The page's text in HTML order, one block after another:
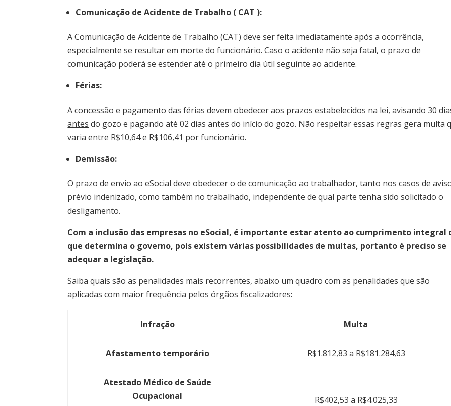
Comunicação de Acidente de Trabalho ( CAT ):
A Comunicação de Acidente de Trabalho (CAT) deve ser feita imediatamente após a ocorrência,
especialmente se resultar em morte do funcionário. Caso o acidente não seja fatal, o prazo de
comunicação poderá se estender até o primeiro dia útil seguinte ao acidente.
Férias:
A concessão e pagamento das férias devem obedecer aos prazos estabelecidos na lei, avisando30
antes do gozo e pagando até 02 dias antes do início do gozo. Não respeitar essas regras gera multa
varia entre R$10,64 e R$106,41 por funcionário.
Demissão:
O prazo de envio ao eSocial deve obedecer o de comunicação ao trabalhador, tanto nos casos de
prévio indenizado, como também no trabalhado, independente de qual parte tenha sido solicitado o
desligamento.
Com a inclusão das empresas no eSocial, é importante estar atento ao cumprimento integral
que determina o governo, pois existem várias possibilidades de multas, portanto é preciso se
adequar a legislação.
Saiba quais são as penalidades mais recorrentes, abaixo um quadro com as penalidades que são
aplicadas com maior frequência pelos órgãos fiscalizadores:
Infração Multa
Afastamento temporário R$1.812,83 a R$181.284,63
Atestado Médico de Saúde
Ocupacional
R$402,53 a R$4.025,33